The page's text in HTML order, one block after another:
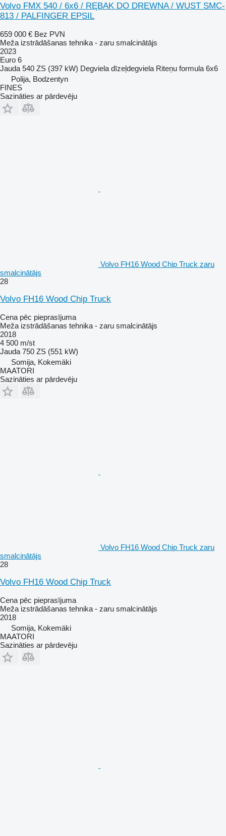
Volvo FMX 540 / 6x6 / RĘBAK DO DREWNA / WUST SMC-
813 / PALFINGER EPSIL
659 000 € Bez PVN
Meža izstrādāšanas tehnika - zaru smalcinātājs
2023
Euro 6
Jauda 540 ZS (397 kW) Degviela dīzeļdegviela Riteņu formula 6x6
Polija, Bodzentyn
FINES
Sazināties ar pārdevēju
Volvo FH16 Wood Chip Truck zaru
smalcinātājs
28
Volvo FH16 Wood Chip Truck
Cena pēc pieprasījuma
Meža izstrādāšanas tehnika - zaru smalcinātājs
2018
4 500 m/st
Jauda 750 ZS (551 kW)
Somija, Kokemäki
MAATORI
Sazināties ar pārdevēju
Volvo FH16 Wood Chip Truck zaru
smalcinātājs
28
Volvo FH16 Wood Chip Truck
Cena pēc pieprasījuma
Meža izstrādāšanas tehnika - zaru smalcinātājs
2018
Somija, Kokemäki
MAATORI
Sazināties ar pārdevēju